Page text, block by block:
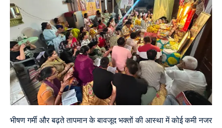
भीषण गर्मी और बढ़ते तापमान के बावजूद भक्तों की आस्था में कोई कमी नजर